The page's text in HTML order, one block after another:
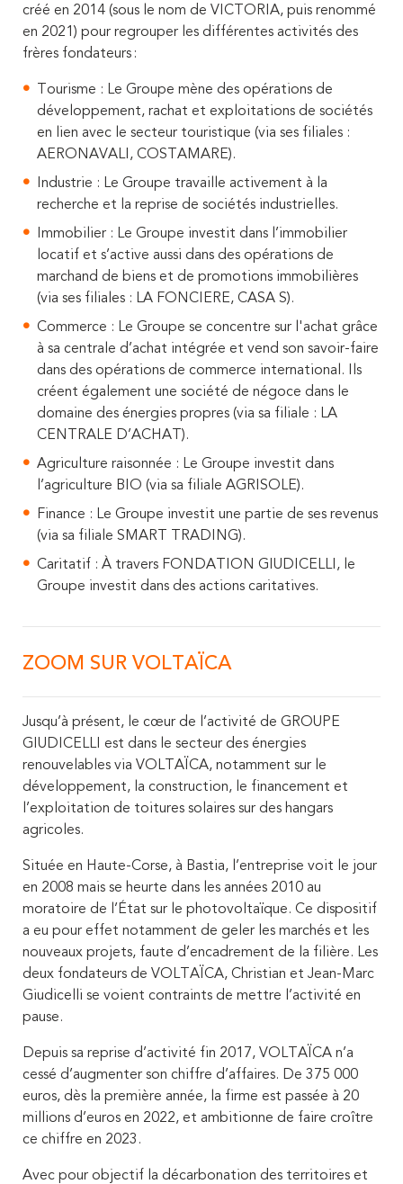
créé en 2014 (sous le nom de VICTORIA, puis renommé
en 2021) pour regrouper les différentes activités des
frères fondateurs :
Tourisme : Le Groupe mène des opérations de
développement, rachat et exploitations de sociétés
en lien avec le secteur touristique (via ses filiales :
AERONAVALI, COSTAMARE).
Industrie : Le Groupe travaille activement à la
recherche et la reprise de sociétés industrielles.
Immobilier : Le Groupe investit dans l’immobilier
locatif et s’active aussi dans des opérations de
marchand de biens et de promotions immobilières
(via ses filiales : LA FONCIERE, CASA S).
Commerce : Le Groupe se concentre sur l'achat grâce
à sa centrale d’achat intégrée et vend son savoir-faire
dans des opérations de commerce international. Ils
créent également une société de négoce dans le
domaine des énergies propres (via sa filiale : LA
CENTRALE D’ACHAT).
Agriculture raisonnée : Le Groupe investit dans
l’agriculture BIO (via sa filiale AGRISOLE).
Finance : Le Groupe investit une partie de ses revenus
(via sa filiale SMART TRADING).
Caritatif : À travers FONDATION GIUDICELLI, le
Groupe investit dans des actions caritatives.
ZOOM SUR VOLTAÏCA
Jusqu’à présent, le cœur de
l’activité de GROUPE
GIUDICELLI est dans le secteur des énergies
renouvelables via VOLTAÏCA, notamment sur le
développement, la construction, le financement et
l’exploitation de toitures solaires sur des hangars
agricoles.
Située en Haute-Corse, à Bastia, l’entreprise voit le jour
en 2008 mais se heurte dans les années 2010 au
moratoire de l’État sur le photovoltaïque. Ce dispositif
a eu pour effet notamment de geler les marchés et les
nouveaux projets, faute d’encadrement de la filière. Les
deux fondateurs de VOLTAÏCA, Christian et Jean-Marc
Giudicelli se voient contraints de mettre l’activité en
pause.
Depuis sa reprise d’activité fin 2017, VOLTAÏCA n’a
cessé d’augmenter son chiffre d’affaires. De 375 000
euros, dès la première année, la firme est passée à 20
millions d’euros en 2022, et ambitionne de faire croître
ce chiffre en 2023.
Avec pour objectif la décarbonation des territoires et